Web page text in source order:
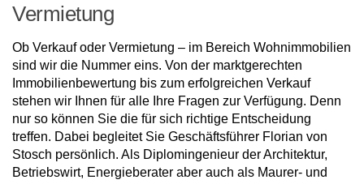
Vermietung
Ob Verkauf oder Vermietung – im Bereich Wohnimmobilien
sind wir die Nummer eins. Von der marktgerechten
Immobilienbewertung bis zum erfolgreichen Verkauf
stehen wir Ihnen für alle Ihre Fragen zur Verfügung. Denn
nur so können Sie die für sich richtige Entscheidung
treffen. Dabei begleitet Sie Geschäftsführer Florian von
Stosch persönlich. Als Diplomingenieur der Architektur,
Betriebswirt, Energieberater aber auch als Maurer- und